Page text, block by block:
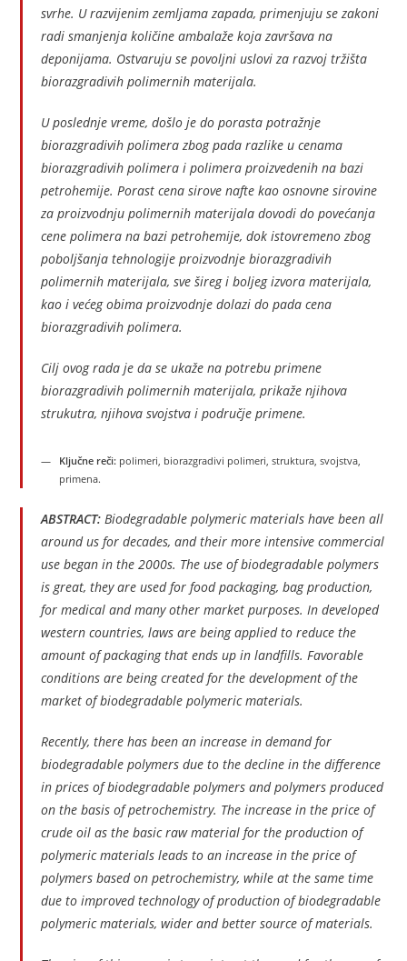
svrhe. U razvijenim zemljama zapada, primenjuju se zakoni
radi smanjenja količine ambalaže koja završava na
deponijama. Ostvaruju se povoljni uslovi za razvoj tržišta
biorazgradivih polimernih materijala.
U poslednje vreme, došlo je do porasta potražnje
biorazgradivih polimera zbog pada razlike u cenama
biorazgradivih polimera i polimera proizvedenih na bazi
petrohemije. Porast cena sirove nafte kao osnovne sirovine
za proizvodnju polimernih materijala dovodi do povećanja
cene polimera na bazi petrohemije, dok istovremeno zbog
poboljšanja tehnologije proizvodnje biorazgradivih
polimernih materijala, sve šireg i boljeg izvora materijala,
kao i većeg obima proizvodnje dolazi do pada cena
biorazgradivih polimera.
Cilj ovog rada je da se ukaže na potrebu primene
biorazgradivih polimernih materijala, prikaže njihova
strukutra, njihova svojstva i područje primene.
Ključne reči: polimeri, biorazgradivi polimeri, struktura, svojstva,
primena.
ABSTRACT: Biodegradable polymeric materials have been all
around us for decades, and their more intensive commercial
use began in the 2000s. The use of biodegradable polymers
is great, they are used for food packaging, bag production,
for medical and many other market purposes. In developed
western countries, laws are being applied to reduce the
amount of packaging that ends up in landfills. Favorable
conditions are being created for the development of the
market of biodegradable polymeric materials.
Recently, there has been an increase in demand for
biodegradable polymers due to the decline in the difference
in prices of biodegradable polymers and polymers produced
on the basis of petrochemistry. The increase in the price of
crude oil as the basic raw material for the production of
polymeric materials leads to an increase in the price of
polymers based on petrochemistry, while at the same time
due to improved technology of production of biodegradable
polymeric materials, wider and better source of materials.